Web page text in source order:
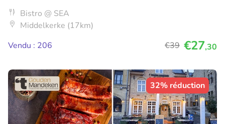
Bistro @ SEA
Middelkerke (17km)
Vendu : 206
€39 €27,30
32% réduction